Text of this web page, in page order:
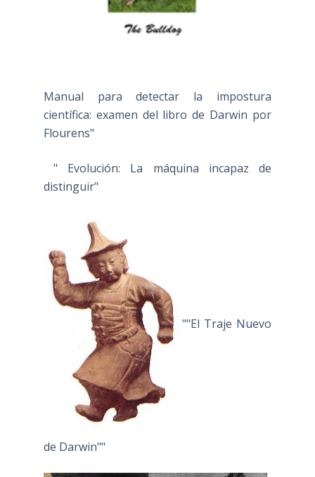
Manual para detectar la impostura
científica: examen del libro de Darwin por
Flourens"
" Evolución: La máquina incapaz de
distinguir"
""El Traje Nuevo
de Darwin""